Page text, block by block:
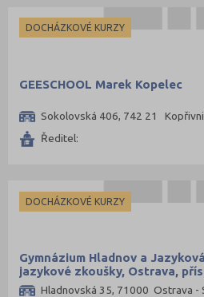
DOCHÁZKOVÉ KURZY
GEESCHOOL Marek Kopelec
Sokolovská 406, 742 21
Ředitel:
DOCHÁZKOVÉ KURZY
Gymnázium Hladnov a
jazykové zkoušky, Ostrava,
Hladnovská 35, 71000 Ostrava -